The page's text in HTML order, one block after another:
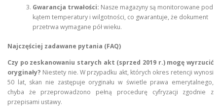
Gwarancja trwałości: Nasze magazyny są monitorowane pod
kątem temperatury i wilgotności, co gwarantuje, że dokument
przetrwa wymagane pół wieku.
Najczęściej zadawane pytania (FAQ)
Czy po zeskanowaniu starych akt (sprzed 2019 r.) mogę wyrzucić
oryginały? Niestety nie. W przypadku akt, których okres retencji wynosi
50 lat, skan nie zastępuje oryginału w świetle prawa emerytalnego,
chyba że przeprowadzono pełną procedurę cyfryzacji zgodnie z
przepisami ustawy.